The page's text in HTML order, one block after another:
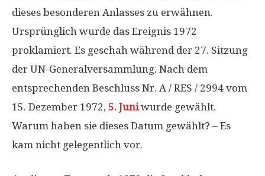
dieses besonderen Anlasses zu erwähnen.
Ursprünglich wurde das Ereignis 1972
proklamiert. Es geschah während der 27. Sitzung
der UN-Generalversammlung. Nach dem
entsprechenden Beschluss Nr. A / RES / 2994 vom
15. Dezember 1972, 5. Juniwurde gewählt.
Warum haben sie dieses Datum gewählt? – Es
kam nicht gelegentlich vor.